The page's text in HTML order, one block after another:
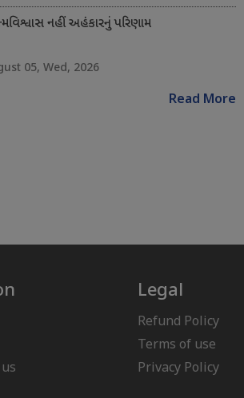
નહીં અહંકારનું પરિણામ
05, Wed, 2026
Read More
Legal
Refund Policy
Terms of use
Privacy Policy